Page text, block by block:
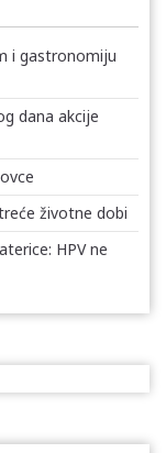
i gastronomiju
dana akcije
životne dobi
HPV ne